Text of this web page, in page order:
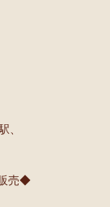
、
売◆